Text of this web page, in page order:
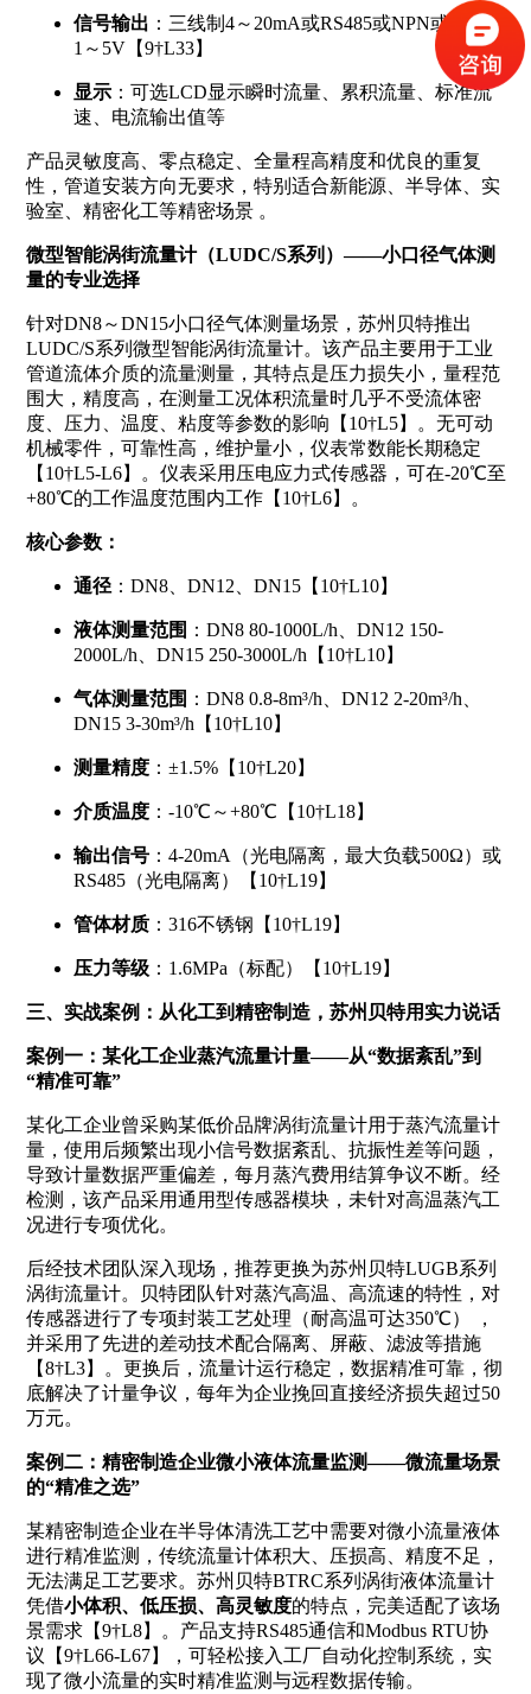
信号输出 ：三线制4～20mA或RS485或NPN或PNP或
1～5V【9†L33】
显示：可选LCD显示瞬时流量、累积流量、标准流
速、电流输出值等
产品灵敏度高、零点稳定、全量程高精度和优良的重复
性，管道安装方向无要求，特别适合新能源、半导体、实
验室、精密化工等精密场景 。
微型智能涡街流量计（LUDC/S系列）——小口径气体测
量的专业选择
针对DN8～DN15小口径气体测量场景，苏州贝特推出
LUDC/S系列微型智能涡街流量计。该产品主要用于工业
管道流体介质的流量测量，其特点是压力损失小，量程范
围大，精度高，在测量工况体积流量时几乎不受流体密
度、压力、温度、粘度等参数的影响【10†L5】。无可动
机械零件，可靠性高，维护量小，仪表常数能长期稳定
【10†L5-L6】。仪表采用压电应力式传感器，可在-20℃至
+80℃的工作温度范围内工作【10†L6】。
核心参数：
通径：DN8、DN12、DN15【10†L10】
液体测量范围 ：DN8 80-1000L/h、DN12 150-
2000L/h、DN15 250-3000L/h【10†L10】
气体测量范围 ：DN8 0.8-8m³/h、DN12 2-20m³/h、
DN15 3-30m³/h【10†L10】
测量精度：±1.5%【10†L20】
介质温度：-10℃～+80℃【10†L18】
输出信号：4-20mA（光电隔离，最大负载500Ω）或
RS485（光电隔离）【10†L19】
管体材质：316不锈钢【10†L19】
压力等级：1.6MPa（标配）【10†L19】
三、实战案例：从化工到精密制造，苏州贝特用实力说话
案例一：某化工企业蒸汽流量计量——从“数据紊乱”到
“精准可靠”
某化工企业曾采购某低价品牌涡街流量计用于蒸汽流量计
量，使用后频繁出现小信号数据紊乱、抗振性差等问题，
导致计量数据严重偏差，每月蒸汽费用结算争议不断。经
检测，该产品采用通用型传感器模块，未针对高温蒸汽工
况进行专项优化。
后经技术团队深入现场，推荐更换为苏州贝特LUGB系列
涡街流量计。贝特团队针对蒸汽高温、高流速的特性，对
传感器进行了专项封装工艺处理（耐高温可达350℃）
，
并采用了先进的差动技术配合隔离、屏蔽、滤波等措施
【8†L3】。更换后，流量计运行稳定，数据精准可靠，彻
底解决了计量争议，每年为企业挽回直接经济损失超过50
万元。
案例二：精密制造企业微小液体流量监测——微流量场景
的“精准之选”
某精密制造企业在半导体清洗工艺中需要对微小流量液体
进行精准监测，传统流量计体积大、压损高、精度不足，
无法满足工艺要求。苏州贝特BTRC系列涡街液体流量计
凭借小体积、低压损、高灵敏度的特点，完美适配了该场
景需求【9†L8】。产品支持RS485通信和Modbus RTU协
议【9†L66-L67】，可轻松接入工厂自动化控制系统，实
现了微小流量的实时精准监测与远程数据传输。